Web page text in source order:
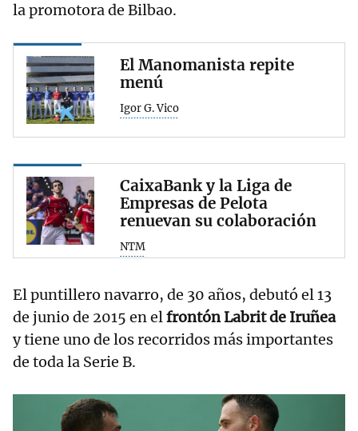
la promotora de Bilbao.
El Manomanista repite
menú
Igor G. Vico
CaixaBank y la Liga de
Empresas de Pelota
renuevan su colaboración
NTM
El puntillero navarro, de 30 años, debutó el 13
de junio de 2015 en elfrontón Labrit de Iruñea
y tiene uno de los recorridos más importantes
de toda la Serie B.